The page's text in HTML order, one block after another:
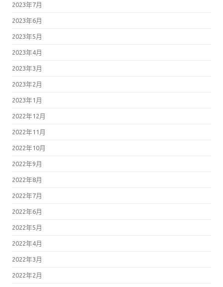
2023年7月
2023年6月
2023年5月
2023年4月
2023年3月
2023年2月
2023年1月
2022年12月
2022年11月
2022年10月
2022年9月
2022年8月
2022年7月
2022年6月
2022年5月
2022年4月
2022年3月
2022年2月